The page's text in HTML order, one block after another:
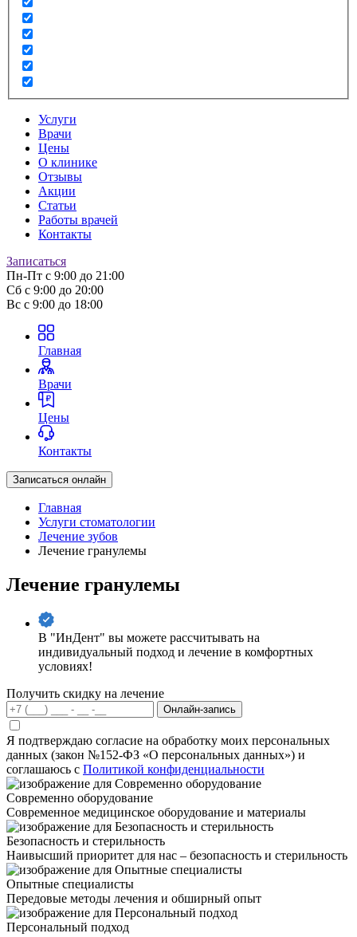
Услуги
Врачи
Цены
О клинике
Отзывы
Акции
Статьи
Работы врачей
Контакты
Записаться
Пн-Пт с 9:00 до 21:00
Сб с 9:00 до 20:00
Вс с 9:00 до 18:00
Главная
Врачи
Цены
Контакты
Записаться онлайн
Главная
Услуги стоматологии
Лечение зубов
Лечение гранулемы
Лечение гранулемы
В "ИнДент" вы можете рассчитывать на
индивидуальный подход и лечение в комфортных
условиях!
Получить скидку на лечение
Онлайн-запись
Я подтверждаю согласие на обработку моих персональных
данных (закон №152-ФЗ «О персональных данных») и
соглашаюсь с Политикой конфиденциальности
Современно оборудование
Современное медицинское оборудование и материалы
Безопасность и стерильность
Наивысший приоритет для нас – безопасность и стерильность
Опытные специалисты
Передовые методы лечения и обширный опыт
Персональный подход